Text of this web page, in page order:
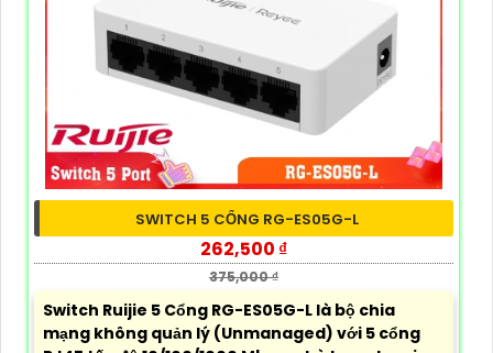
SWITCH 5 CỔNG RG-ES05G-L
262,500 ₫
375,000 ₫
Switch Ruijie 5 Cổng RG-ES05G-L là bộ chia
mạng không quản lý (Unmanaged) với 5 cổng